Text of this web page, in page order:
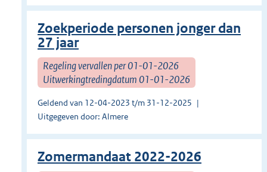
Zoekperiode personen jonger dan
27 jaar
Regeling vervallen per 01-01-2026
Uitwerkingtredingdatum 01-01-2026
Geldend van 12-04-2023 t/m 31-12-2025
Uitgegeven door: Almere
Zomermandaat 2022-2026